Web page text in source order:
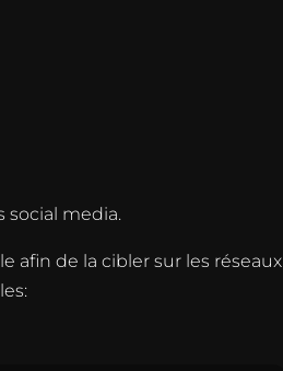
social media.
afin de la cibler sur les réseaux